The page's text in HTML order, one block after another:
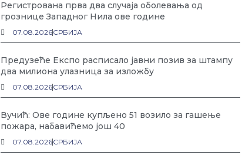
Регистрована прва два случаја оболевања од
грознице Западног Нила ове године
07.08.2026СРБИЈА
Предузеће Експо расписало јавни позив за штампу
два милиона улазница за изложбу
07.08.2026СРБИЈА
Вучић: Ове године купљено 51 возило за гашење
пожара, набавићемо још 40
07.08.2026СРБИЈА